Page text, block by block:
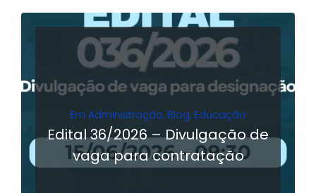
Em Administração, Blog, Educação
Edital 36/2026 – Divulgação de
vaga para contratação